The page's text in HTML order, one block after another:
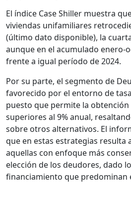
El índice Case Shiller muestra
viviendas unifamiliares
(último dato disponible), la
aunque en el acumulado enero-
frente a igual período de 2024.
Por su parte, el segmento de
favorecido por el entorno de
puesto que permite la
superiores al 9% anual,
sobre otros alternativos. El
que en estas estrategias
aquellas con enfoque más
elección de los deudores, dado
financiamiento que predominan